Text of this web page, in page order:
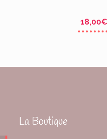
18,00€
La Boutique